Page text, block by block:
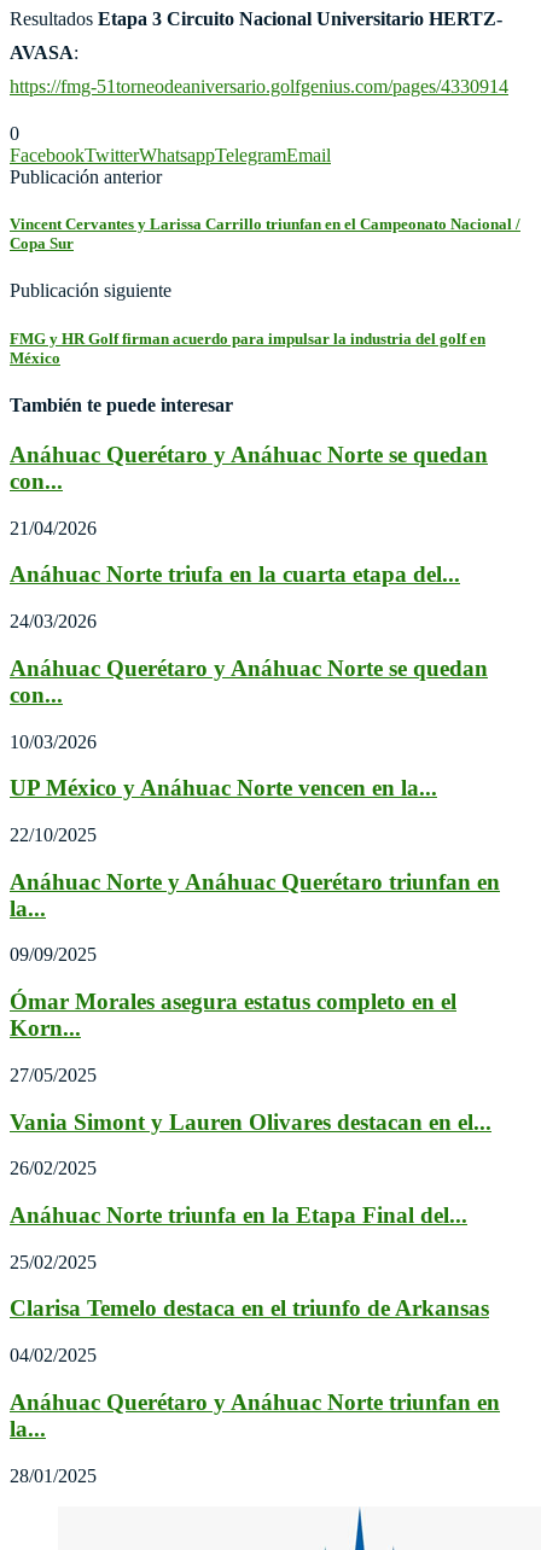
Resultados Etapa 3 Circuito Nacional Universitario HERTZ-
AVASA:
https://fmg-51torneodeaniversario.golfgenius.com/pages/4330914
0
FacebookTwitterWhatsappTelegramEmail
Publicación anterior
Vincent Cervantes y Larissa Carrillo triunfan en el Campeonato Nacional /
Copa Sur
Publicación siguiente
FMG y HR Golf firman acuerdo para impulsar la industria del golf en
México
También te puede interesar
Anáhuac Querétaro y Anáhuac Norte se quedan
con...
21/04/2026
Anáhuac Norte triufa en la cuarta etapa del...
24/03/2026
Anáhuac Querétaro y Anáhuac Norte se quedan
con...
10/03/2026
UP México y Anáhuac Norte vencen en la...
22/10/2025
Anáhuac Norte y Anáhuac Querétaro triunfan en
la...
09/09/2025
Ómar Morales asegura estatus completo en el
Korn...
27/05/2025
Vania Simont y Lauren Olivares destacan en el...
26/02/2025
Anáhuac Norte triunfa en la Etapa Final del...
25/02/2025
Clarisa Temelo destaca en el triunfo de Arkansas
04/02/2025
Anáhuac Querétaro y Anáhuac Norte triunfan en
la...
28/01/2025